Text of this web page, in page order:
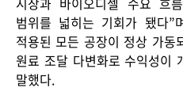
범위를 넓히는 기회가 됐다”
적용된 모든 공장이 정상 가동
원료 조달 다변화로 수익성이
말했다.